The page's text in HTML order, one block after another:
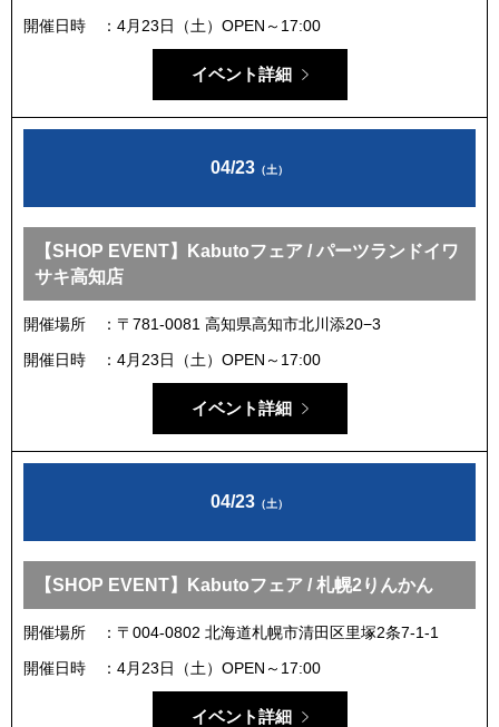
開催日時
4月23日（土）OPEN～17:00
イベント詳細
04/23 （土）
【SHOP EVENT】Kabutoフェア / パーツランドイワ
サキ高知店
開催場所
〒781-0081 高知県高知市北川添20−3
開催日時
4月23日（土）OPEN～17:00
イベント詳細
04/23 （土）
【SHOP EVENT】Kabutoフェア / 札幌2りんかん
開催場所
〒004-0802 北海道札幌市清田区里塚2条7-1-1
開催日時
4月23日（土）OPEN～17:00
イベント詳細